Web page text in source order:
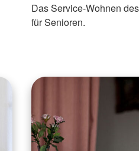
Das Service-Wohnen
für Senioren.